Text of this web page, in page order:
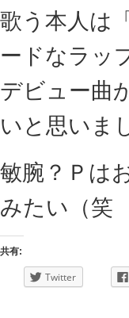
歌う本人は
ードなラッ
デビュー曲
いと思いま
敏腕？Ｐは
みたい（笑
共有:
Twitter